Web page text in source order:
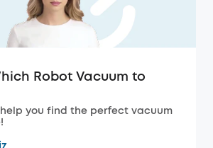
Robot Vacuum to
you find the perfect vacuum